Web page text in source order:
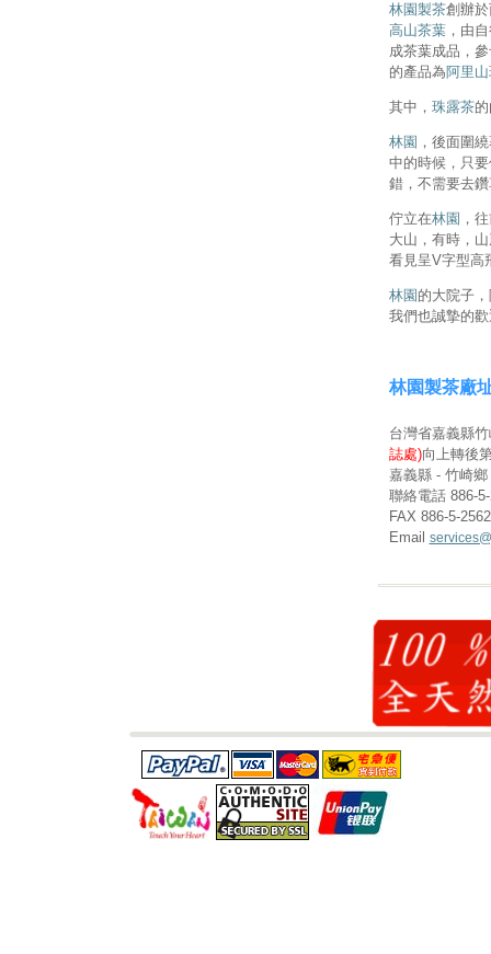
林園製茶創辦
高山茶葉，由
成茶葉成品，
的產品為阿里
其中， 珠露茶的
林園 ，後面圍
中的時候，只
錯，不需要去
佇立在林園 ，
大山，有時，
看見呈V字型高
林園 的大院子
我們也誠摯的
林園製茶廠
台灣省嘉義縣
誌處)向上轉後
嘉義縣 - 竹崎鄉
聯絡電話 886-
FAX 886-5-
Email